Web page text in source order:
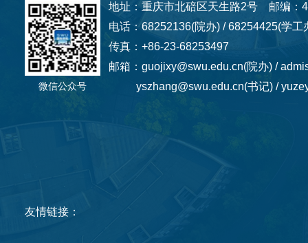
微信公众号
地址：重庆市北碚区天生路2号 邮编：
电话：68252136(院办) / 68254425(学
传真：+86-23-68253497
邮箱：guojixy@swu.edu.cn(院办) /
yszhang@swu.edu.cn(书记) /
友情链接：